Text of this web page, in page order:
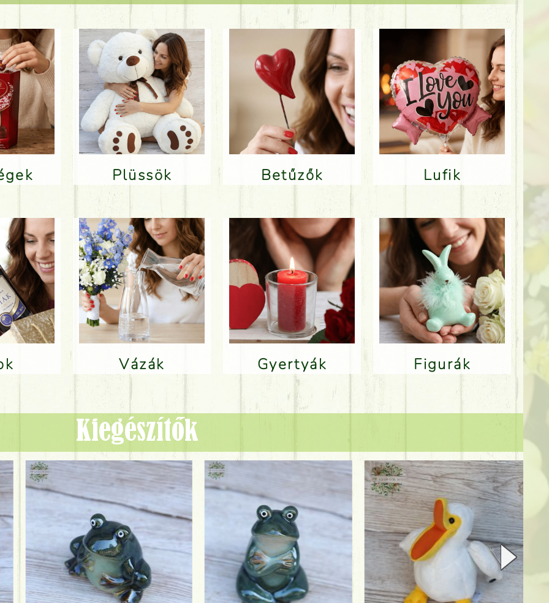
Plüssök Betűzők Lufik
Vázák Gyertyák Figurák
Kiegészítők